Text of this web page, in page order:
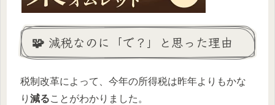
🧩 減税なのに「で？」と思った理由
税制改革によって、今年の所得税は昨年よりもかな
り 減ることがわかりました。